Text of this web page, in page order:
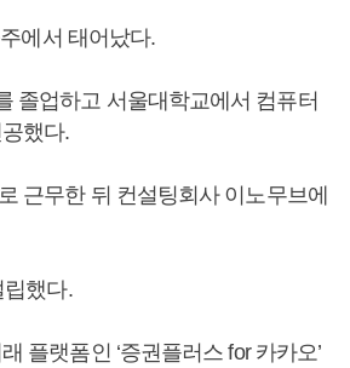
에서 태어났다.
졸업하고 서울대학교에서 컴퓨터
했다.
근무한 뒤 컨설팅회사 이노무브에
립했다.
플랫폼인 ‘증권플러스 for 카카오’